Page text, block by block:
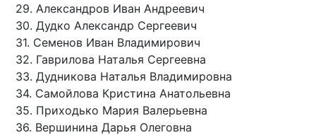
29. Александров Иван Андреевич
30. Дудко Александр Сергеевич
31. Семенов Иван Владимирович
32. Гаврилова Наталья Сергеевна
33. Дудникова Наталья Владимировна
34. Самойлова Кристина Анатольевна
35. Приходько Мария Валерьевна
36. Вершинина Дарья Олеговна